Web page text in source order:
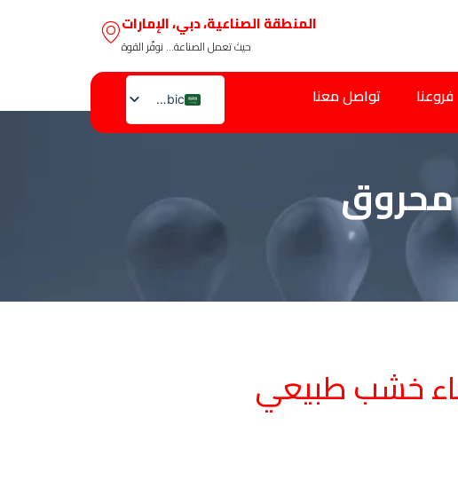
المنطقة الصناعية، دبي، الإمارات
حيث تعمل الصناعة… نوفّر القوة
Arabic
English
فروعنا تواصل معنا
خشب طبيعي